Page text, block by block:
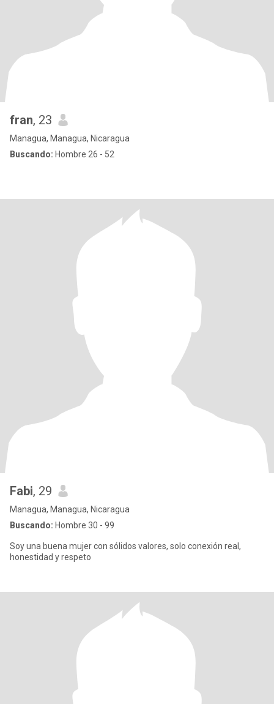
fran, 23
Managua, Managua, Nicaragua
Buscando: Hombre 26 - 52
Fabi, 29
Managua, Managua, Nicaragua
Buscando: Hombre 30 - 99
Soy una buena mujer con sólidos valores, solo conexión real,
honestidad y respeto